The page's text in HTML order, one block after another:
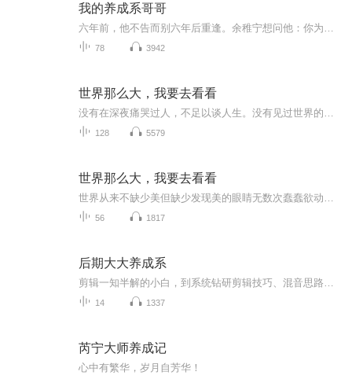
我的养成系哥哥
78 3942
世界那么大，我要去看看
128 5579
世界那么大，我要去看看
56 1817
后期大大养成系
14 1337
芮宁大师养成记
心中有繁华，岁月自芳华！